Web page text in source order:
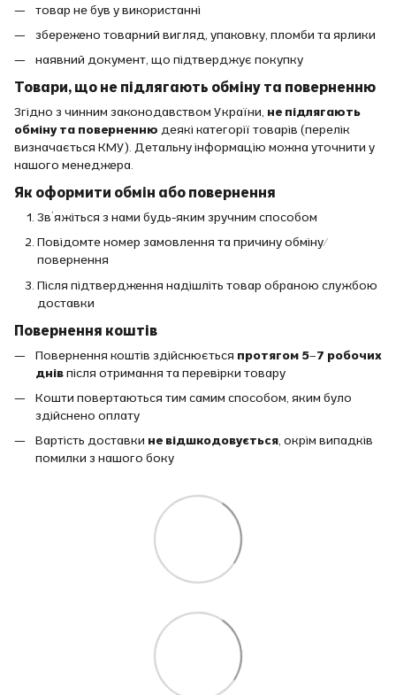
товар не був у використанні
збережено товарний вигляд, упаковку, пломби та ярлики
наявний документ, що підтверджує покупку
Товари, що не підлягають обміну та поверненню
Згідно з чинним законодавством України, не підлягають
обміну та поверненню деякі категорії товарів (перелік
визначається КМУ). Детальну інформацію можна уточнити у
нашого менеджера.
Як оформити обмін або повернення
Зв’яжіться з нами будь-яким зручним способом
Повідомте номер замовлення та причину обміну/
повернення
Після підтвердження надішліть товар обраною службою
доставки
Повернення коштів
Повернення коштів здійснюється протягом 5–7 робочих
днівпісля отримання та перевірки товару
Кошти повертаються тим самим способом, яким було
здійснено оплату
Вартість доставки не відшкодовується, окрім випадків
помилки з нашого боку